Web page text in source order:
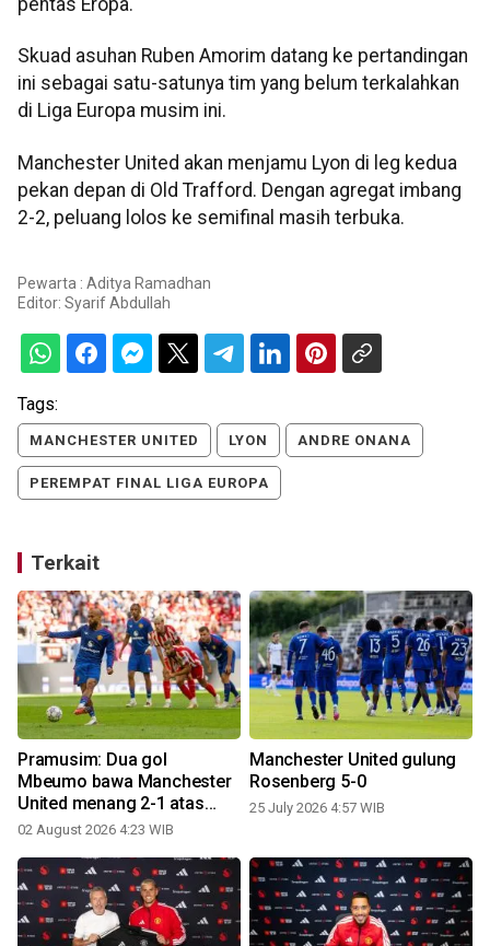
Skuad asuhan Ruben Amorim datang ke pertandingan
ini sebagai satu-satunya tim yang belum terkalahkan
di Liga Europa musim ini.
Manchester United akan menjamu Lyon di leg kedua
pekan depan di Old Trafford. Dengan agregat imbang
2-2, peluang lolos ke semifinal masih terbuka.
Pewarta : Aditya Ramadhan
Editor: Syarif Abdullah
Tags:
MANCHESTER UNITED LYON ANDRE ONANA
PEREMPAT FINAL LIGA EUROPA
Terkait
Pramusim: Dua gol
Mbeumo bawa Manchester
United menang 2-1 atas
Atletico Madrid
02 August 2026 4:23 WIB
Manchester United gulung
Rosenberg 5-0
25 July 2026 4:57 WIB